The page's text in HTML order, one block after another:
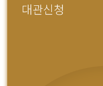
대관신청